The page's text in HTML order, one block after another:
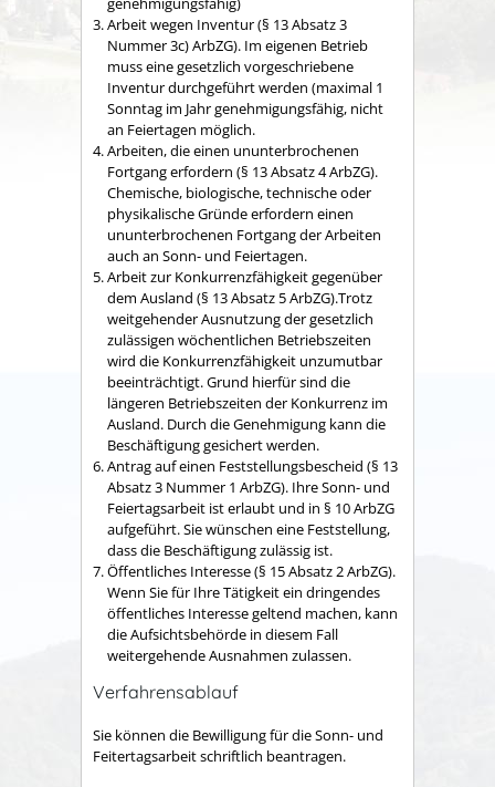
Arbeit wegen Inventur (§ 13 Absatz 3
Nummer 3c) ArbZG). Im eigenen Betrieb
muss eine gesetzlich vorgeschriebene
Inventur durchgeführt werden (maximal 1
Sonntag im Jahr genehmigungsfähig, nicht
an Feiertagen möglich.
Arbeiten, die einen ununterbrochenen
Fortgang erfordern (§ 13 Absatz 4 ArbZG).
Chemische, biologische, technische oder
physikalische Gründe erfordern einen
ununterbrochenen Fortgang der Arbeiten
auch an Sonn- und Feiertagen.
Arbeit zur Konkurrenzfähigkeit gegenüber
dem Ausland (§ 13 Absatz 5 ArbZG).Trotz
weitgehender Ausnutzung der gesetzlich
zulässigen wöchentlichen Betriebszeiten
wird die Konkurrenzfähigkeit unzumutbar
beeinträchtigt. Grund hierfür sind die
längeren Betriebszeiten der Konkurrenz im
Ausland. Durch die Genehmigung kann die
Beschäftigung gesichert werden.
Antrag auf einen Feststellungsbescheid (§ 13
Absatz 3 Nummer 1 ArbZG). Ihre Sonn- und
Feiertagsarbeit ist erlaubt und in § 10 ArbZG
aufgeführt. Sie wünschen eine Feststellung,
dass die Beschäftigung zulässig ist.
Öffentliches Interesse (§ 15 Absatz 2 ArbZG).
Wenn Sie für Ihre Tätigkeit ein dringendes
öffentliches Interesse geltend machen, kann
die Aufsichtsbehörde in diesem Fall
weitergehende Ausnahmen zulassen.
Verfahrensablauf
Sie können die Bewilligung für die Sonn- und
Feitertagsarbeit schriftlich beantragen.